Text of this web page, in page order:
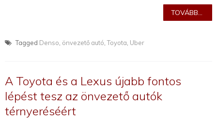
TOVÁBB...
Tagged Denso önvezető autó ,Toyota Uber
A Toyota és a Lexus újabb fontos
lépést tesz az önvezető autók
térnyeréséért